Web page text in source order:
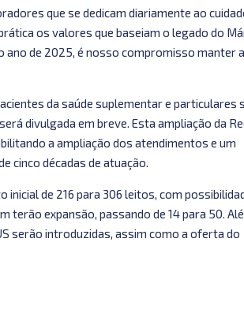
que se dedicam diariamente ao
os valores que baseiam o legado do
ano de 2025, é nosso compromisso manter a
da saúde suplementar e particulares
divulgada em breve. Esta ampliação da
a ampliação dos atendimentos e um
cinco décadas de atuação.
de 216 para 306 leitos, com
terão expansão, passando de 14 para 50.
serão introduzidas, assim como a oferta do